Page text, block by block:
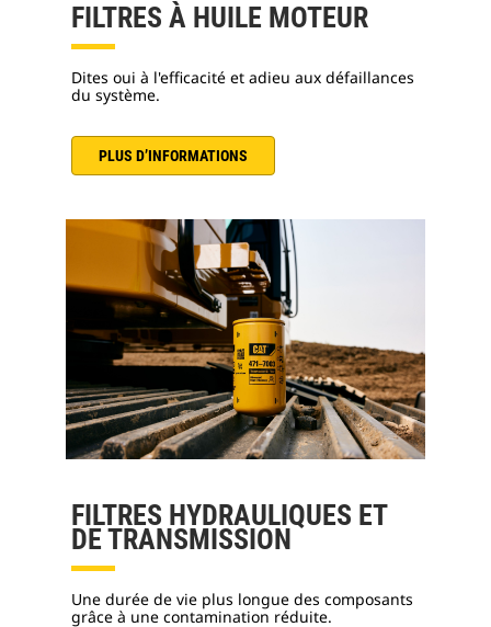
FILTRES À HUILE MOTEUR
Dites oui à l'efficacité et adieu aux défaillances
du système.
PLUS D’INFORMATIONS
FILTRES HYDRAULIQUES ET
DE TRANSMISSION
Une durée de vie plus longue des composants
grâce à une contamination réduite.